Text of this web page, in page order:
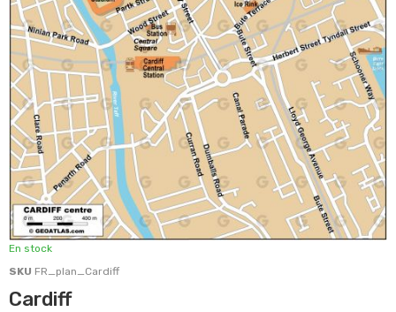
En stock
SKU FR_plan_Cardiff
Cardiff